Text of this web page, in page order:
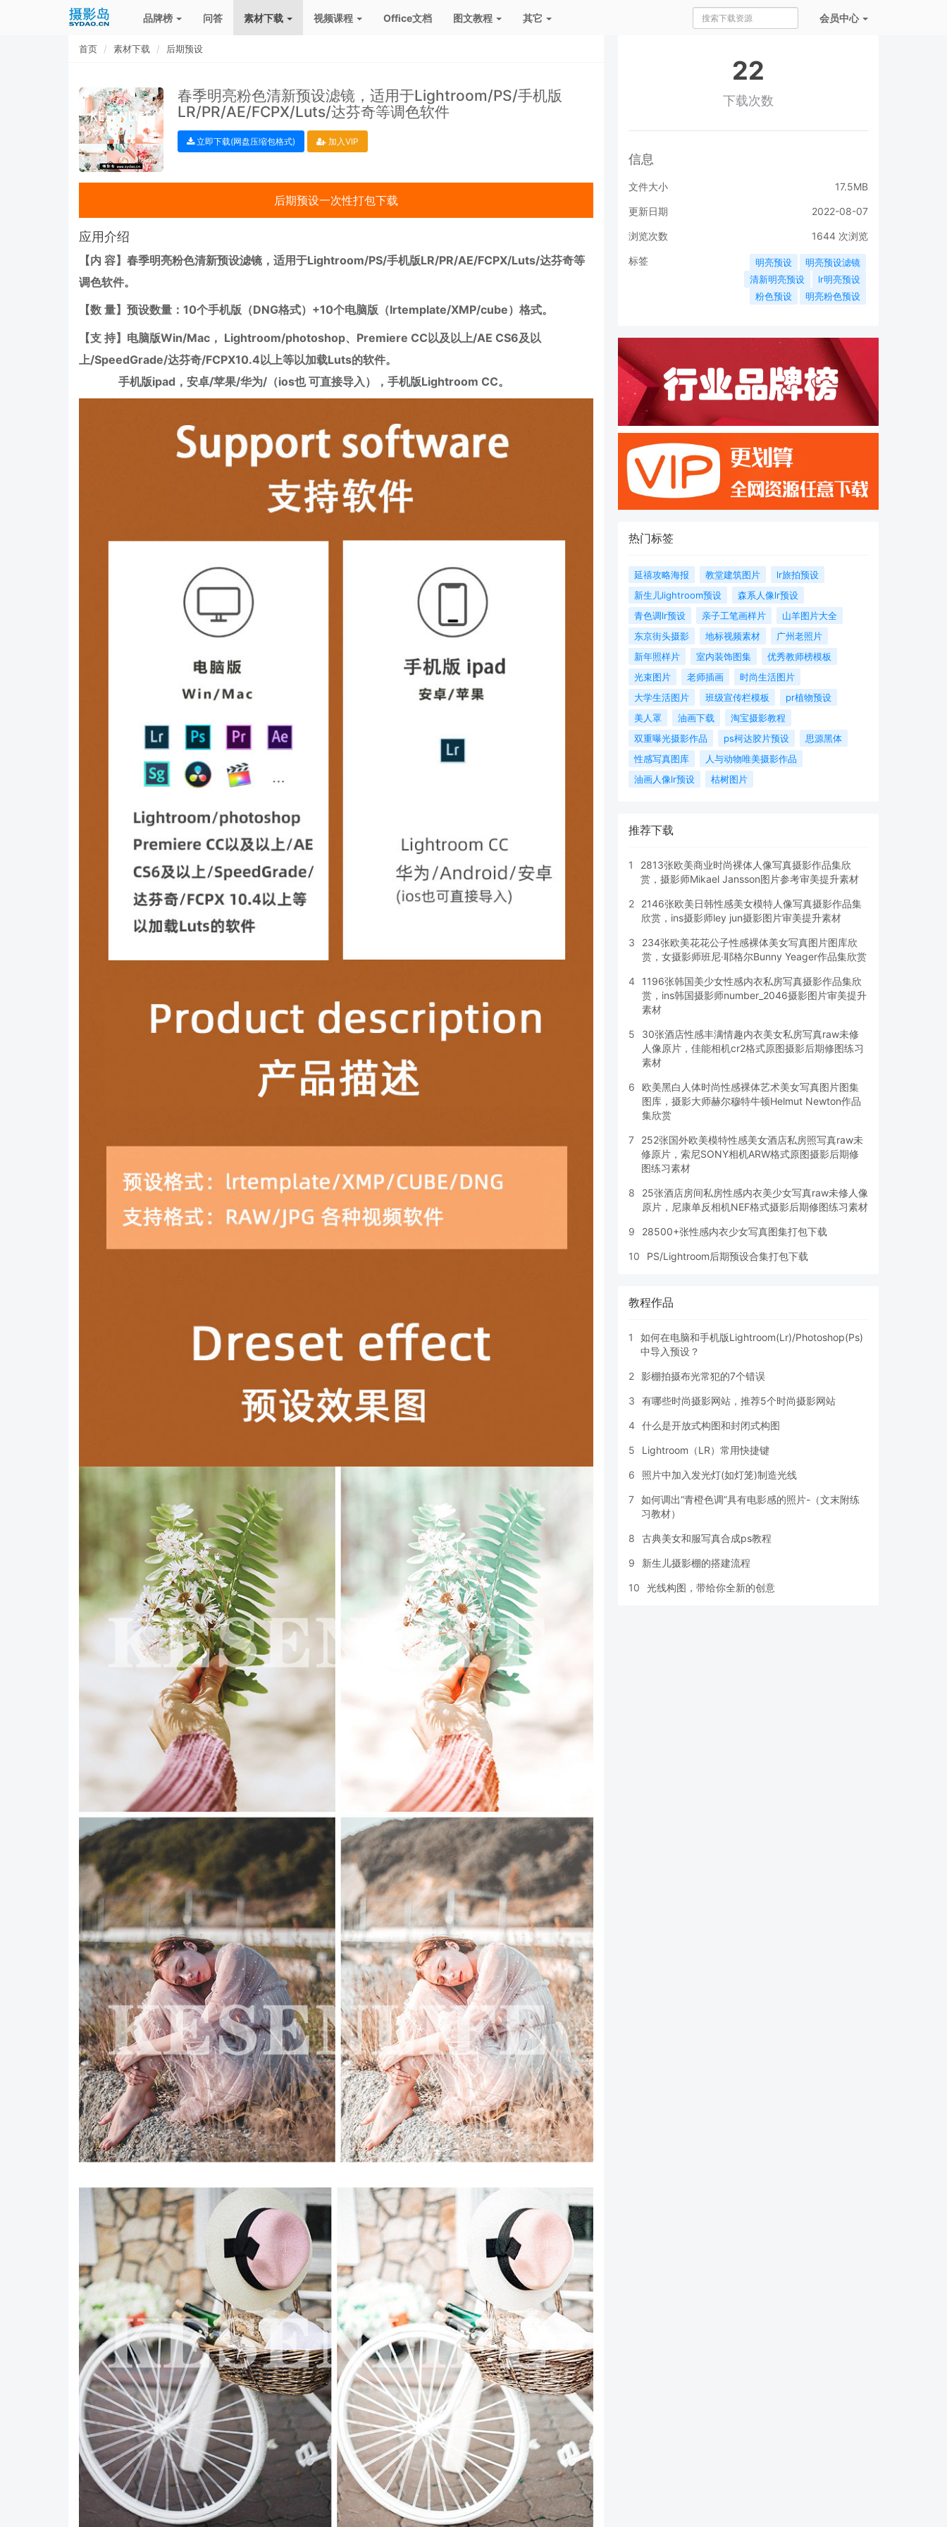
品牌榜 问答 素材下载 视频课程 Office文档 图文教程 其它 会员中心
首页 素材下载 后期预设
春季明亮粉色清新预设滤镜，适用于Lightroom/PS/手机版
LR/PR/AE/FCPX/Luts/达芬奇等调色软件
立即下载(网盘压缩包格式) 加入VIP
后期预设一次性打包下载
应用介绍
【内 容】春季明亮粉色清新预设滤镜，适用于Lightroom/PS/手机版LR/PR/AE/FCPX/Luts/达芬奇等
调色软件。
【数 量】预设数量：10个手机版（DNG格式）+10个电脑版（lrtemplate/XMP/cube）格式。
【支 持】电脑版Win/Mac， Lightroom/photoshop、Premiere CC以及以上/AE CS6及以
上/SpeedGrade/达芬奇/FCPX10.4以上等以加载Luts的软件。
手机版ipad，安卓/苹果/华为/（ios也 可直接导入），手机版Lightroom CC。
22
下载次数
信息
文件大小 17.5MB
更新日期 2022-08-07
浏览次数 1644 次浏览
标签 明亮预设
明亮预设滤镜
清新明亮预设
lr明亮预设
粉色预设
明亮粉色预设
热门标签
延禧攻略海报 教堂建筑图片
lr旅拍预设
新生儿lightroom预设
森系人像lr预设
青色调lr预设
亲子工笔画样片
山羊图片大全
东京街头摄影
地标视频素材
广州老照片
新年照样片
室内装饰图集
优秀教师榜模板
光束图片
老师插画
时尚生活图片
大学生活图片
班级宣传栏模板
pr植物预设
美人罩
油画下载
淘宝摄影教程
双重曝光摄影作品
ps柯达胶片预设
思源黑体
性感写真图库
人与动物唯美摄影作品
油画人像lr预设
枯树图片
推荐下载
1
2813张欧美商业时尚裸体人像写真摄影作品集欣
赏，摄影师Mikael Jansson图片参考审美提升素材
2
2146张欧美日韩性感美女模特人像写真摄影作品集
欣赏，ins摄影师ley jun摄影图片审美提升素材
3
234张欧美花花公子性感裸体美女写真图片图库欣
赏，女摄影师班尼·耶格尔Bunny Yeager作品集欣赏
4
1196张韩国美少女性感内衣私房写真摄影作品集欣
赏，ins韩国摄影师number_2046摄影图片审美提升
素材
5
30张酒店性感丰满情趣内衣美女私房写真raw未修
人像原片，佳能相机cr2格式原图摄影后期修图练习
素材
6
欧美黑白人体时尚性感裸体艺术美女写真图片图集
图库，摄影大师赫尔穆特牛顿Helmut Newton作品
集欣赏
7
252张国外欧美模特性感美女酒店私房照写真raw未
修原片，索尼SONY相机ARW格式原图摄影后期修
图练习素材
8
25张酒店房间私房性感内衣美少女写真raw未修人像
原片，尼康单反相机NEF格式摄影后期修图练习素材
9 28500+张性感内衣少女写真图集打包下载
10 PS/Lightroom后期预设合集打包下载
教程作品
1
如何在电脑和手机版Lightroom(Lr)/Photoshop(Ps)
中导入预设？
2 影棚拍摄布光常犯的7个错误
3 有哪些时尚摄影网站，推荐5个时尚摄影网站
4 什么是开放式构图和封闭式构图
5 Lightroom（LR）常用快捷键
6 照片中加入发光灯(如灯笼)制造光线
7 如何调出“青橙色调”具有电影感的照片-（文末附练
习教材）
8 古典美女和服写真合成ps教程
9 新生儿摄影棚的搭建流程
10 光线构图，带给你全新的创意